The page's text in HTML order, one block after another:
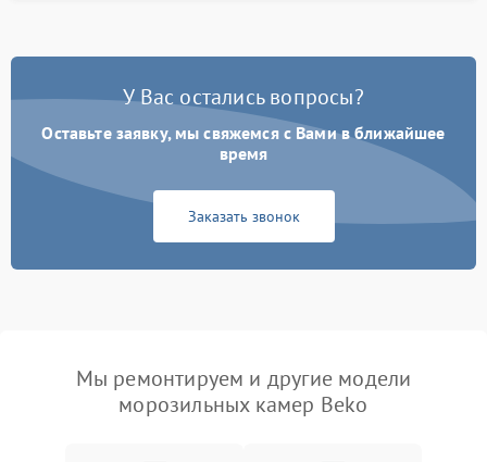
У Вас остались вопросы?
Оставьте заявку, мы свяжемся с Вами в ближайшее
время
Заказать звонок
Мы ремонтируем и другие модели
морозильных камер Beko